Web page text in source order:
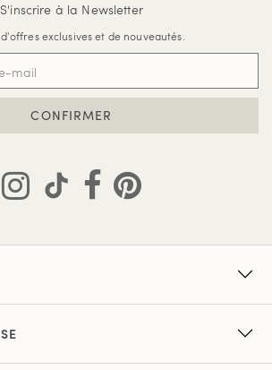
S'inscrire à la Newsletter
exclusives et de nouveautés.
CONFIRMER